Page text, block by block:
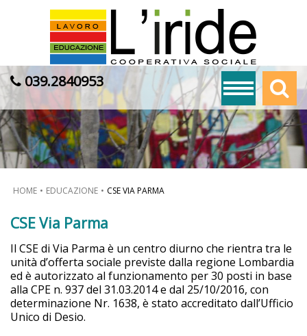
039.2840953
HOME EDUCAZIONE CSE VIA PARMA
CSE Via Parma
Il CSE di Via Parma è un centro diurno che rientra tra le
unità d’offerta sociale previste dalla regione Lombardia
ed è autorizzato al funzionamento per 30 posti in base
alla CPE n. 937 del 31.03.2014 e dal 25/10/2016, con
determinazione Nr. 1638, è stato accreditato dall’Ufficio
Unico di Desio.